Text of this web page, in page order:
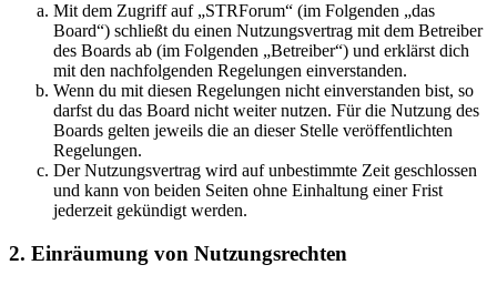
Mit dem Zugriff auf „STRForum“ (im Folgenden „das
Board“) schließt du einen Nutzungsvertrag mit dem Betreiber
des Boards ab (im Folgenden „Betreiber“) und erklärst dich
mit den nachfolgenden Regelungen einverstanden.
Wenn du mit diesen Regelungen nicht einverstanden bist, so
darfst du das Board nicht weiter nutzen. Für die Nutzung des
Boards gelten jeweils die an dieser Stelle veröffentlichten
Regelungen.
Der Nutzungsvertrag wird auf unbestimmte Zeit geschlossen
und kann von beiden Seiten ohne Einhaltung einer Frist
jederzeit gekündigt werden.
2. Einräumung von Nutzungsrechten